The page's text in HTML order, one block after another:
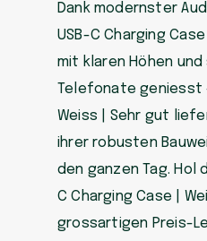
Dank modernster
USB-C Charging
mit klaren Höhen
Telefonate geniesst
Weiss | Sehr gut
ihrer robusten
den ganzen Tag. Hol
C Charging Case |
grossartigen Preis-